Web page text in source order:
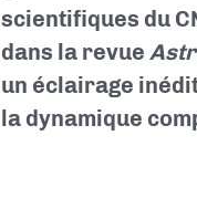
scientifiques du
dans la revue
un éclairage
la dynamique